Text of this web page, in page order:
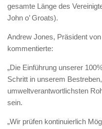
gesamte Länge des
John o’ Groats).
Andrew Jones, Präsident
kommentierte:
„Die Einführung unserer
Schritt in unserem
umweltverantwortlichsten
sein.
„Wir prüfen kontinuierlich